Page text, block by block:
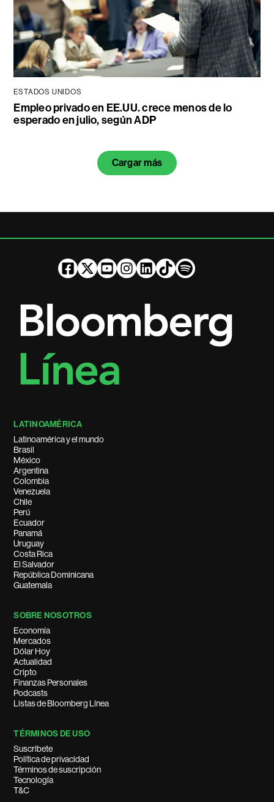
ESTADOS UNIDOS
Empleo privado en EE.UU. crece menos de lo
esperado en julio, según ADP
Cargar más
LATINOAMÉRICA
Latinoamérica y el mundo
Brasil
México
Argentina
Colombia
Venezuela
Chile
Perú
Ecuador
Panamá
Uruguay
Costa Rica
El Salvador
República Dominicana
Guatemala
SOBRE NOSOTROS
Economía
Mercados
Dólar Hoy
Actualidad
Cripto
Finanzas Personales
Podcasts
Listas de Bloomberg Línea
TÉRMINOS DE USO
Suscríbete
Política de privacidad
Términos de suscripción
Tecnología
T&C